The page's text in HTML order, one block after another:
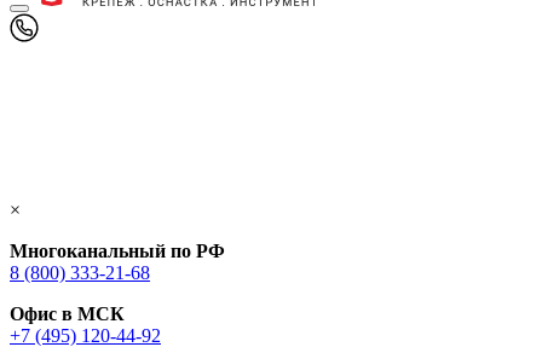
×
Многоканальный по РФ
8 (800) 333‑21-68
Офис в МСК
+7 (495) 120-44-92